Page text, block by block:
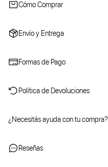
Cómo Comprar
Envío y Entrega
Formas de Pago
Política de Devoluciones
¿Necesitás ayuda con tu compra?
Reseñas